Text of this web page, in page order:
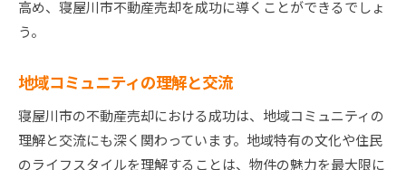
高め、寝屋川市不動産売却を成功に導くことができるでしょ
う。
地域コミュニティの理解と交流
寝屋川市の不動産売却における成功は、地域コミュニティの
理解と交流にも深く関わっています。地域特有の文化や住民
のライフスタイルを理解することは、物件の魅力を最大限に